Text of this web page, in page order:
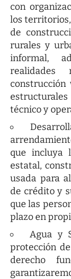
con
los
de
rurales y
informal,
realidades
construcción
técnico y
que incluya
estatal,
usada para
de crédito y
que las
plazo en
Agua y
protección
derecho